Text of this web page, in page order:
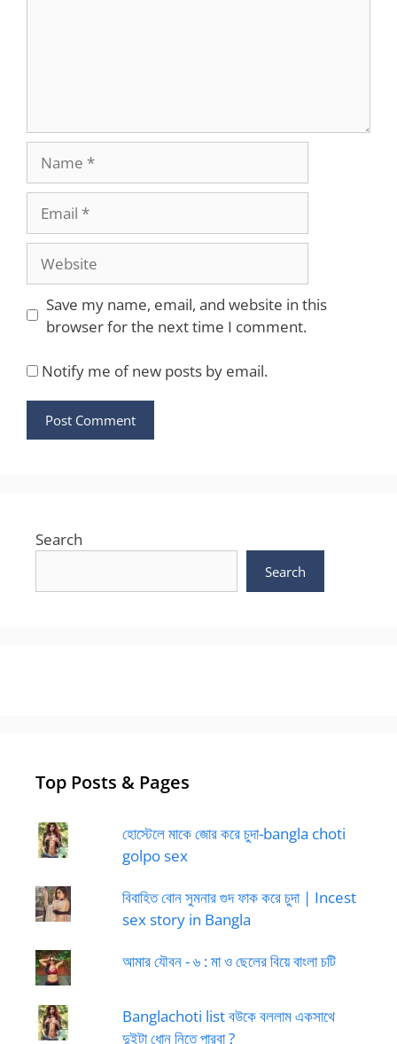
Website
Save my name, email, and website in this
browser for the next time I comment.
Notify me of new posts by email.
Search
Search
Top Posts & Pages
হোস্টেলে মাকে জোর করে চুদা-bangla choti
golpo sex
বিবাহিত বোন সুমনার গুদ ফাক করে চুদা | Incest
sex story in Bangla
আমার যৌবন - ৬ : মা ও ছেলের বিয়ে বাংলা চটি
Banglachoti list বউকে বললাম একসাথে
দুইটা ধোন নিতে পারবা ?